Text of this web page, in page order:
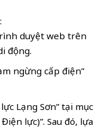
duyệt web trên
động.
ngừng cấp điện”
Lạng Sơn” tại mục
lực)”. Sau đó, lựa